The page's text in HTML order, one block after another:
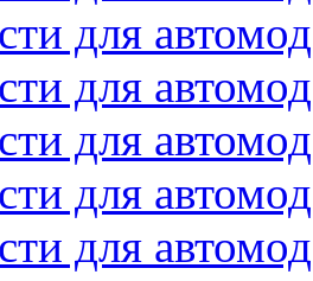
для
для
для
для
для